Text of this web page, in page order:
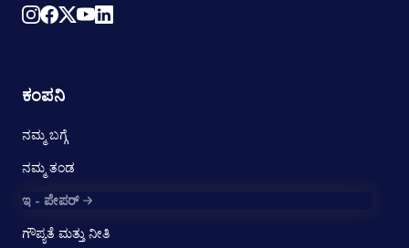
ಕಂಪನಿ
ನಮ್ಮ ಬಗ್ಗೆ
ನಮ್ಮ ತಂಡ
ಇ - ಪೇಪರ್
ಗೌಪ್ಯತೆ ಮತ್ತು ನೀತಿ